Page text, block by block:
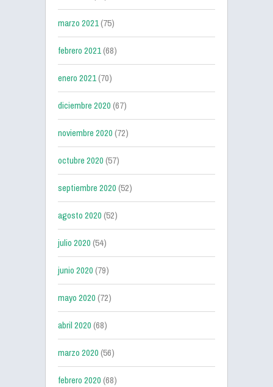
marzo 2021(75)
febrero 2021(68)
enero 2021(70)
diciembre 2020(67)
noviembre 2020(72)
octubre 2020(57)
septiembre 2020(52)
agosto 2020(52)
julio 2020(54)
junio 2020(79)
mayo 2020(72)
abril 2020(68)
marzo 2020(56)
febrero 2020(68)